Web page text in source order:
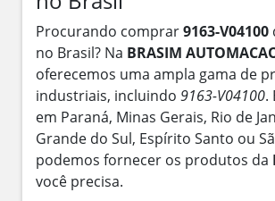
Procurando comprar9163-V04100
no Brasil? Na BRASIM
oferecemos uma ampla gama de
industriais, incluindo 9163-V04100.
em Paraná, Minas Gerais, Rio de
Grande do Sul, Espírito Santo ou
podemos fornecer os produtos da
você precisa.